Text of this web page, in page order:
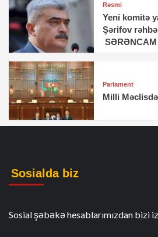
Rəsmi
Yeni komitə
Şərifov
SƏRƏNCAM
Parlament
Milli
Sosialda biz
Sosial şəbəkə hesablarımızdan bizi